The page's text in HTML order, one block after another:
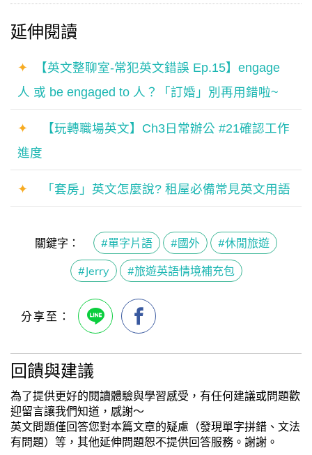
延伸閱讀
✦
【英文整聊室-常犯英文錯誤 Ep.15】engage
人 或 be engaged to 人？「訂婚」別再用錯啦~
✦
【玩轉職場英文】Ch3日常辦公 #21確認工作
進度
✦ 「套房」英文怎麼說? 租屋必備常見英文用語
關鍵字： #單字片語 #國外
#休閒旅遊
#Jerry
#旅遊英語情境補充包
回饋與建議
為了提供更好的閱讀體驗與學習感受，有任何建議或問題歡
迎留言讓我們知道，感謝～
英文問題僅回答您對本篇文章的疑慮（發現單字拼錯、文法
有問題）等，其他延伸問題恕不提供回答服務。謝謝。